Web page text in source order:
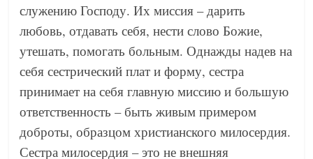
служению Господу. Их миссия – дарить
любовь, отдавать себя, нести слово Божие,
утешать, помогать больным. Однажды надев на
себя сестрический плат и форму, сестра
принимает на себя главную миссию и большую
ответственность – быть живым примером
доброты, образцом христианского милосердия.
Сестра милосердия – это не внешняя